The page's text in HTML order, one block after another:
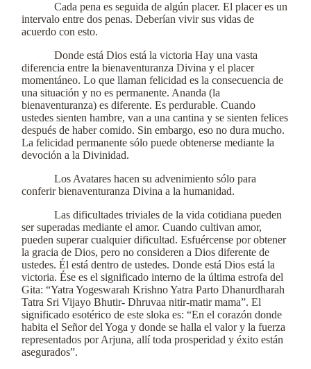
Cada pena es seguida de algún placer. El placer es un
intervalo entre dos penas. Deberían vivir sus vidas de
acuerdo con esto.
Donde está Dios está la victoria Hay una vasta
diferencia entre la bienaventuranza Divina y el placer
momentáneo. Lo que llaman felicidad es la consecuencia de
una situación y no es permanente. Ananda (la
bienaventuranza) es diferente. Es perdurable. Cuando
ustedes sienten hambre, van a una cantina y se sienten felices
después de haber comido. Sin embargo, eso no dura mucho.
La felicidad permanente sólo puede obtenerse mediante la
devoción a la Divinidad.
Los Avatares hacen su advenimiento sólo para
conferir bienaventuranza Divina a la humanidad.
Las dificultades triviales de la vida cotidiana pueden
ser superadas mediante el amor. Cuando cultivan amor,
pueden superar cualquier dificultad. Esfuércense por obtener
la gracia de Dios, pero no consideren a Dios diferente de
ustedes. Él está dentro de ustedes. Donde está Dios está la
victoria. Ése es el significado interno de la última estrofa del
Gita: “Yatra Yogeswarah Krishno Yatra Parto Dhanurdharah
Tatra Sri Vijayo Bhutir- Dhruvaa nitir-matir mama”. El
significado esotérico de este sloka es: “En el corazón donde
habita el Señor del Yoga y donde se halla el valor y la fuerza
representados por Arjuna, allí toda prosperidad y éxito están
asegurados”.